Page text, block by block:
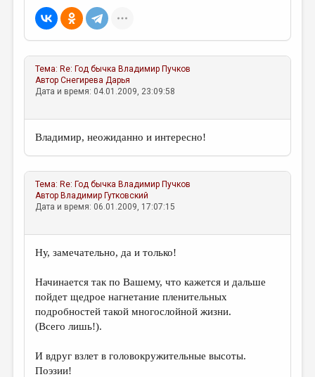
Тема: Re: Год бычка Владимир Пучков
АвторСнегирева Дарья
Дата и время: 04.01.2009, 23:09:58
Владимир, неожиданно и интересно!
Тема: Re: Год бычка Владимир Пучков
Автор Владимир Гутковский
Дата и время: 06.01.2009, 17:07:15
Ну, замечательно, да и только!
Начинается так по Вашему, что кажется и дальше
пойдет щедрое нагнетание пленительных
подробностей такой многослойной жизни.
(Всего лишь!).
И вдруг взлет в головокружительные высоты.
Поэзии!